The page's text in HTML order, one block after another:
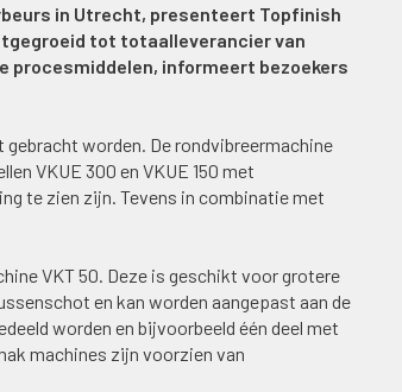
in Utrecht, presenteert Topfinish
tot totaalleverancier van
informeert bezoekers
worden. De rondvibreermachine
VKUE 300 en VKUE 150 met
te zien zijn. Tevens in combinatie met
VKT 50. Deze is geschikt voor grotere
en kan worden aangepast aan de
worden en bijvoorbeeld één deel met
machines zijn voorzien van